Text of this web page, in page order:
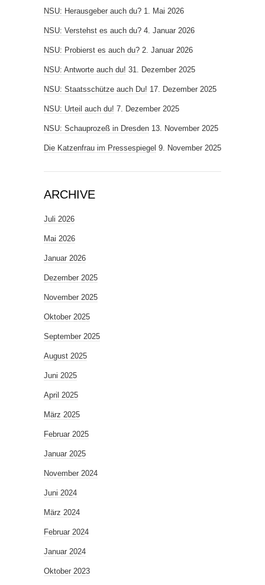
NSU: Herausgeber auch du? 1. Mai 2026
NSU: Verstehst es auch du? 4. Januar 2026
NSU: Probierst es auch du? 2. Januar 2026
NSU: Antworte auch du! 31. Dezember 2025
NSU: Staatsschütze auch Du! 17. Dezember 2025
NSU: Urteil auch du! 7. Dezember 2025
NSU: Schauprozeß in Dresden 13. November 2025
Die Katzenfrau im Pressespiegel 9. November 2025
ARCHIVE
Juli 2026
Mai 2026
Januar 2026
Dezember 2025
November 2025
Oktober 2025
September 2025
August 2025
Juni 2025
April 2025
März 2025
Februar 2025
Januar 2025
November 2024
Juni 2024
März 2024
Februar 2024
Januar 2024
Oktober 2023